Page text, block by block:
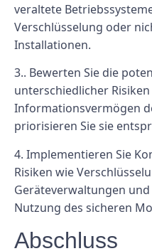
veraltete
Verschlüsselung oder
Installationen.
3.. Bewerten Sie die
unterschiedlicher
Informationsvermögen
priorisieren Sie sie
4. Implementieren Sie
Risiken wie
Geräteverwaltungen
Nutzung des sicheren
Abschluss